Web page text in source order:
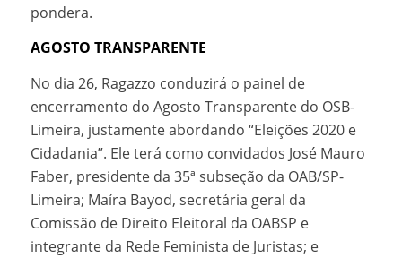
pondera.
AGOSTO TRANSPARENTE
No dia 26, Ragazzo conduzirá o painel de
encerramento do Agosto Transparente do OSB-
Limeira, justamente abordando “Eleições 2020 e
Cidadania”. Ele terá como convidados José Mauro
Faber, presidente da 35ª subseção da OAB/SP-
Limeira; Maíra Bayod, secretária geral da
Comissão de Direito Eleitoral da OABSP e
integrante da Rede Feminista de Juristas; e